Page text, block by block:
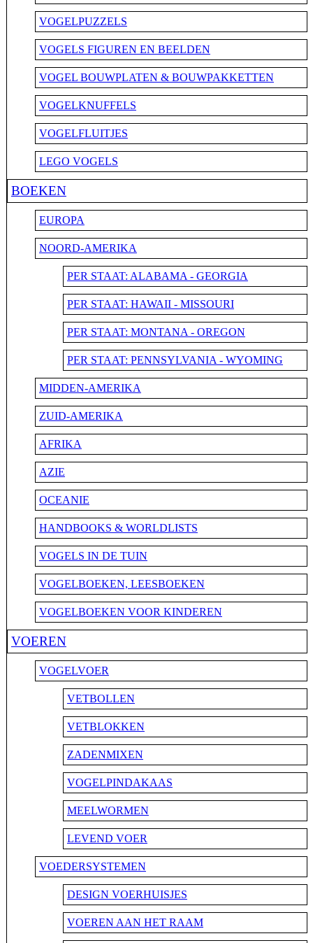
VOGELPUZZELS
VOGELS FIGUREN EN BEELDEN
VOGEL BOUWPLATEN & BOUWPAKKETTEN
VOGELKNUFFELS
VOGELFLUITJES
LEGO VOGELS
BOEKEN
EUROPA
NOORD-AMERIKA
PER STAAT: ALABAMA - GEORGIA
PER STAAT: HAWAII - MISSOURI
PER STAAT: MONTANA - OREGON
PER STAAT: PENNSYLVANIA - WYOMING
MIDDEN-AMERIKA
ZUID-AMERIKA
AFRIKA
AZIE
OCEANIE
HANDBOOKS & WORLDLISTS
VOGELS IN DE TUIN
VOGELBOEKEN, LEESBOEKEN
VOGELBOEKEN VOOR KINDEREN
VOEREN
VOGELVOER
VETBOLLEN
VETBLOKKEN
ZADENMIXEN
VOGELPINDAKAAS
MEELWORMEN
LEVEND VOER
VOEDERSYSTEMEN
DESIGN VOERHUISJES
VOEREN AAN HET RAAM